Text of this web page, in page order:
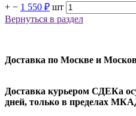
+ − 1 550 ₽ шт
Вернуться в раздел
Доставка по Москве и
Доставка курьером СДЕКа
дней, только в пределах